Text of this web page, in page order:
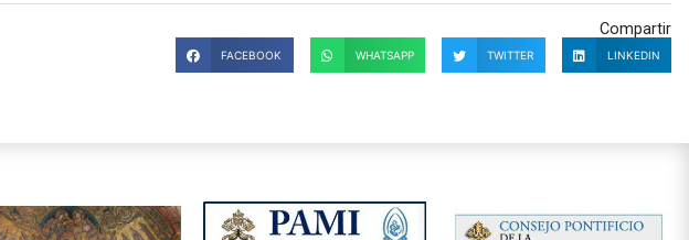
Compartir
FACEBOOK WHATSAPP TWITTER LINKEDIN